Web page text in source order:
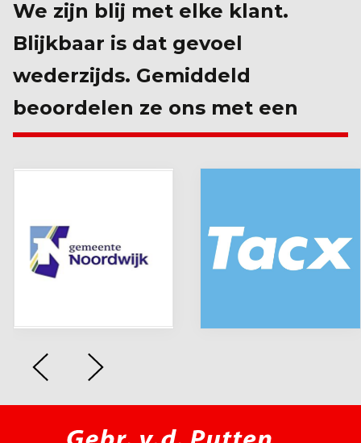
We zijn blij met elke klant.
Blijkbaar is dat gevoel
wederzijds. Gemiddeld
beoordelen ze ons met een